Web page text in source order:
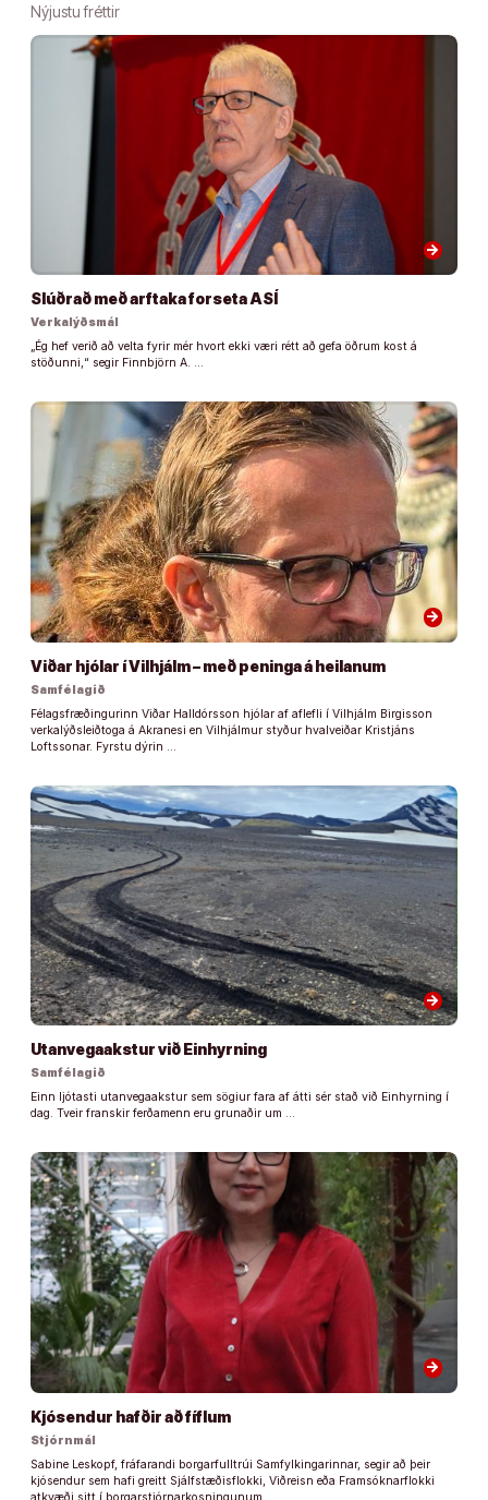
Nýjustu fréttir
arrow_forward
Slúðrað með arftaka forseta ASÍ
Verkalýðsmál
„Ég hef verið að velta fyrir mér hvort ekki væri rétt að gefa öðrum kost á
stöðunni,“ segir Finnbjörn A. …
arrow_forward
Viðar hjólar í Vilhjálm – með peninga á heilanum
Samfélagið
Félagsfræðingurinn Viðar Halldórsson hjólar af aflefli í Vilhjálm Birgisson
verkalýðsleiðtoga á Akranesi en Vilhjálmur styður hvalveiðar Kristjáns
Loftssonar. Fyrstu dýrin …
arrow_forward
Utanvegaakstur við Einhyrning
Samfélagið
Einn ljótasti utanvegaakstur sem sögiur fara af átti sér stað við Einhyrning í
dag. Tveir franskir ferðamenn eru grunaðir um …
arrow_forward
Kjósendur hafðir að fíflum
Stjórnmál
Sabine Leskopf, fráfarandi borgarfulltrúi Samfylkingarinnar, segir að þeir
kjósendur sem hafi greitt Sjálfstæðisflokki, Viðreisn eða Framsóknarflokki
atkvæði sitt í borgarstjórnarkosningunum, …